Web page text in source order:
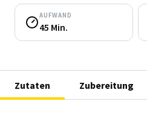
AUFWAND
45 Min.
Zutaten Zubereitung